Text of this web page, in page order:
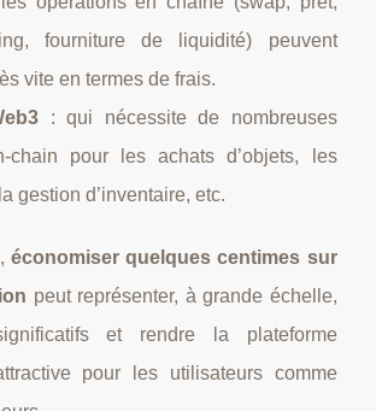
fourniture de liquidité) peuvent
vite en termes de frais.
: qui nécessite de nombreuses
pour les achats d’objets, les
gestion d’inventaire, etc.
économiser quelques centimes sur
peut représenter, à grande échelle,
et rendre la plateforme
pour les utilisateurs comme